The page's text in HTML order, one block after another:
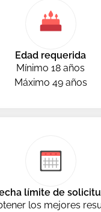
Edad requerida
Mínimo 18 años
Máximo 49 años
límite de
los mejores